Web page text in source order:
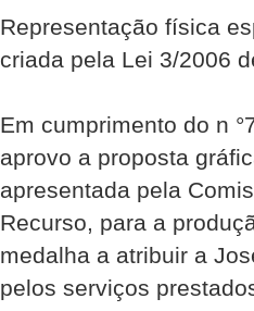
Representação física
criada pela Lei 3/2006
Em cumprimento do n
aprovo a proposta
apresentada pela
Recurso, para a
medalha a atribuir a
pelos serviços